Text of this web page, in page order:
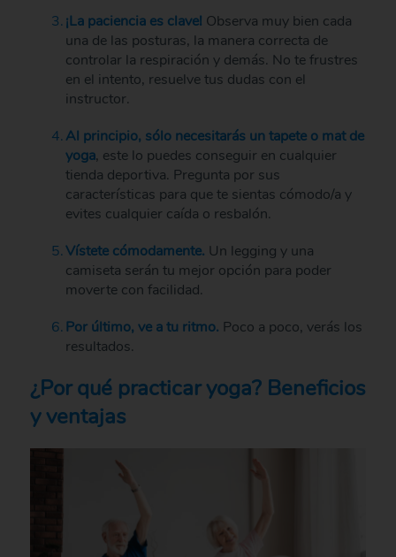
¡La paciencia es clave! Observa muy bien cada
una de las posturas, la manera correcta de
controlar la respiración y demás. No te frustres
en el intento, resuelve tus dudas con el
instructor.
Al principio, sólo necesitarás un tapete o mat de
yoga, este lo puedes conseguir en cualquier
tienda deportiva. Pregunta por sus
características para que te sientas cómodo/a y
evites cualquier caída o resbalón.
Vístete cómodamente. Un legging y una
camiseta serán tu mejor opción para poder
moverte con facilidad.
Por último, ve a tu ritmo. Poco a poco, verás los
resultados.
¿Por qué practicar yoga? Beneficios
y ventajas